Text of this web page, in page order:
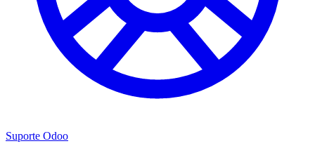
Suporte Odoo